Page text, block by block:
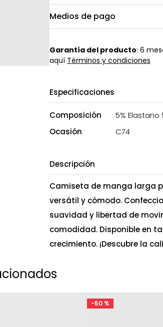
Medios de pago
Garantía del producto: 6
aquí Términos y condiciones
Especificaciones
Composición
5% Elastano
Ocasión
C74
Descripción
Camiseta de manga larga
versátil y cómodo.
suavidad y libertad de
comodidad. Disponible en
crecimiento. ¡Descubre la
-50 %